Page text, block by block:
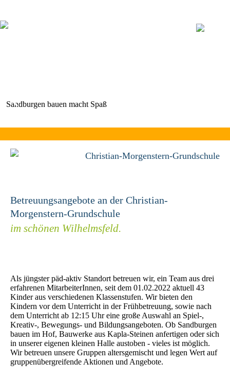
Navigation
Sandburgen bauen macht Spaß
Christian-Morgenstern-Grundschule
Betreuungsangebote an der Christian-
Morgenstern-Grundschule
im schönen Wilhelmsfeld.
Als jüngster päd-aktiv Standort betreuen wir, ein Team aus drei
erfahrenen MitarbeiterInnen, seit dem 01.02.2022 aktuell 43
Kinder aus verschiedenen Klassenstufen. Wir bieten den
Kindern vor dem Unterricht in der Frühbetreuung, sowie nach
dem Unterricht ab 12:15 Uhr eine große Auswahl an Spiel-,
Kreativ-, Bewegungs- und Bildungsangeboten. Ob Sandburgen
bauen im Hof, Bauwerke aus Kapla-Steinen anfertigen oder sich
in unserer eigenen kleinen Halle austoben - vieles ist möglich.
Wir betreuen unsere Gruppen altersgemischt und legen Wert auf
gruppenübergreifende Aktionen und Angebote.